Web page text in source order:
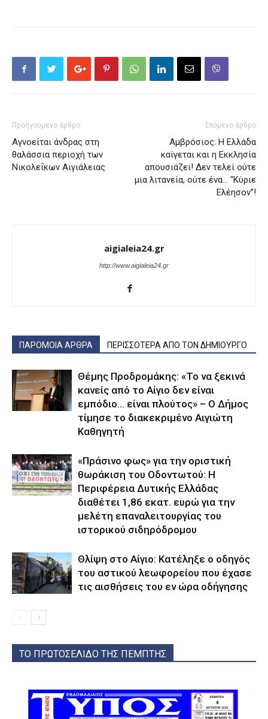
Προηγούμενο άρθρο
Αγνοείται άνδρας στη
θαλάσσια περιοχή των
Νικολεΐκων Αιγιάλειας
Επόμενο άρθρο
Αμβρόσιος: Η Ελλάδα
καίγεται και η Εκκλησία
απουσιάζει! Δεν τελεί ούτε
μια λιτανεία, ούτε ένα… “Κύριε
Ελέησον”!
aigialeia24.gr
http://www.aigialeia24.gr
ΠΑΡΟΜΟΙΑ ΑΡΘΡΑ ΠΕΡΙΣΣΟΤΕΡΑ ΑΠΟ ΤΟΝ ΔΗΜΙΟΥΡΓΟ
Θέμης Προδρομάκης: «Το να ξεκινά
κανείς από το Αίγιο δεν είναι
εμπόδιο… είναι πλούτος» – O Δήμος
τίμησε το διακεκριμένο Αιγιώτη
Καθηγητή
«Πράσινο φως» για την οριστική
θωράκιση του Οδοντωτού: Η
Περιφέρεια Δυτικής Ελλάδας
διαθέτει 1,86 εκατ. ευρώ για την
μελέτη επαναλειτουργίας του
ιστορικού σιδηρόδρομου
Θλίψη στο Αίγιο: Κατέληξε ο οδηγός
του αστικού λεωφορείου που έχασε
τις αισθήσεις του εν ώρα οδήγησης
ΤΟ ΠΡΩΤΟΣΕΛΙΔΟ ΤΗΣ ΠΕΜΠΤΗΣ